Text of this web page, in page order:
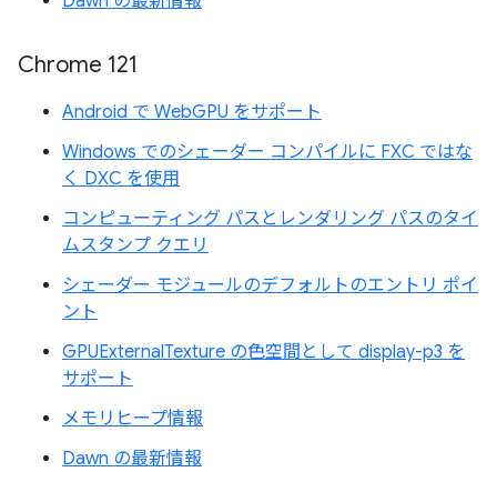
Chrome 121
Android で WebGPU をサポート
Windows でのシェーダー コンパイルに FXC ではな
く DXC を使用
コンピューティング パスとレンダリング パスのタイ
ムスタンプ クエリ
シェーダー モジュールのデフォルトのエントリ ポイ
ント
GPUExternalTexture の色空間として display-p3 を
サポート
メモリヒープ情報
Dawn の最新情報